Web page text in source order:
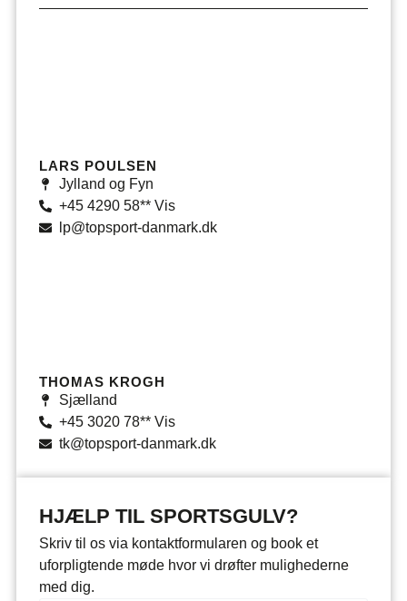
LARS POULSEN
Jylland og Fyn
+45 4290 58** Vis
lp@topsport-danmark.dk
THOMAS KROGH
Sjælland
+45 3020 78** Vis
tk@topsport-danmark.dk
HJÆLP TIL SPORTSGULV?
Skriv til os via kontaktformularen og book et
uforpligtende møde hvor vi drøfter mulighederne
med dig.